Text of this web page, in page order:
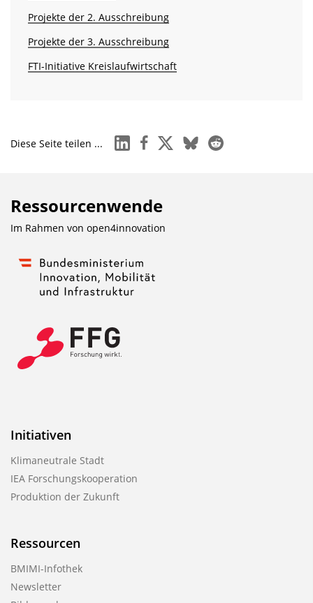
Projekte der 2. Ausschreibung
Projekte der 3. Ausschreibung
FTI-Initiative Kreislaufwirtschaft
Diese Seite teilen ... linkedinfacebook
x blueskyreddit
Ressourcenwende
Im Rahmen von open4innovation
Initiativen
Klimaneutrale Stadt
IEA Forschungskooperation
Produktion der Zukunft
Ressourcen
BMIMI-Infothek
Newsletter